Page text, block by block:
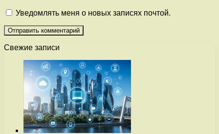
Уведомлять меня о новых записях почтой.
Свежие записи